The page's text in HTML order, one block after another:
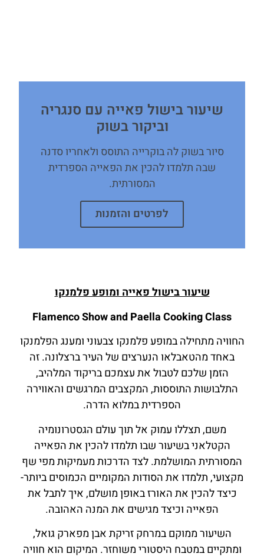
שיעור בישול פאייה עם סנגריה
וביקור בשוק
סיור בשוק לה בוקרייה התוסס ולאחריו סדנה
שבה תלמדו להכין את הפאייה הספרדית
המסורתית.
לפרטים והזמנות
שיעור בישול פאייה ומופע פלמנקו
Flamenco Show and Paella Cooking Class
החוויה מתחילה במופע פלמנקו צבעוני ומענג הפלמנקו
באחד מהטאבלאו הנערצים של העיר ברצלונה. זה
הזמן שלכם לטבול את עצמכם בריקוד המלהיב,
התלבושות התוססות, המקצבים המרגשים והאווירה
הספרדית במלוא הדרה.
משם, תצללו עמוק אל תוך עולם הגסטרונומיה
הקטלאני בשיעור שבו תלמדו להכין את הפאייה
המסורתית המושלמת. לצד הדרכות מעמיקות מפי שף
מקצועי, תלמדו את הסודות המקומיים הכמוסים ביותר-
כיצד להכין את האורז באופן מושלם, איך לתבל את
הפאייה וכיצד מגישים את המנה האהובה.
השיעור ממוקם במרחק זריקת אבן מפארק גואל,
ומתקיים במטבח היסטורי משוחזר. המיקום הוא חוויה